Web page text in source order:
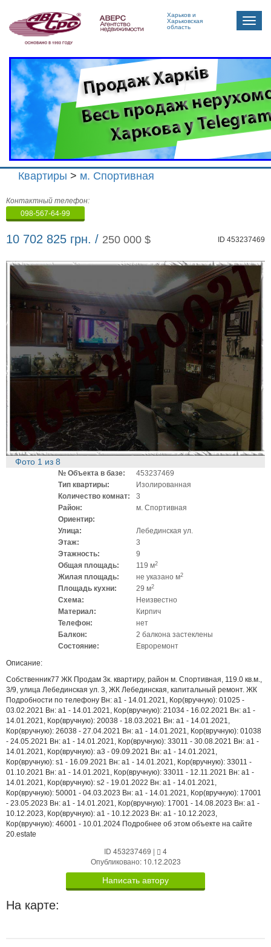
Харьков и
Харьковская
область
Toggle
Квартиры > м. Спортивная
Агенство
недвижимости
"Аверс"
Контактный телефон:
098-567-64-99
10 702 825 грн. / 250 000 $ ID 453237469
Фото 1 из 8
№ Объекта в базе:
453237469
Тип квартиры:
Изолированная
Количество комнат:
3
Район:
м. Спортивная
Ориентир:
Улица:
Лебединская ул.
Этаж:
3
Этажность:
9
Общая площадь:
119 м2
Жилая площадь: не указано м2
Площадь кухни: 29 м2
Схема:
Неизвестно
Материал:
Кирпич
Телефон:
нет
Балкон:
2 балкона застеклены
Состояние:
Евроремонт
Описание:
Собственник77 ЖК Продам 3к. квартиру, район м. Спортивная, 119.0 кв.м.,
3/9, улица Лебединская ул. 3, ЖК Лебединская, капитальный ремонт. ЖК
Подробности по телефону Вн: a1 - 14.01.2021, Кор(вручную): 01025 -
03.02.2021 Вн: a1 - 14.01.2021, Кор(вручную): 21034 - 16.02.2021 Вн: a1 -
14.01.2021, Кор(вручную): 20038 - 18.03.2021 Вн: a1 - 14.01.2021,
Кор(вручную): 26038 - 27.04.2021 Вн: a1 - 14.01.2021, Кор(вручную): 01038
- 24.05.2021 Вн: a1 - 14.01.2021, Кор(вручную): 33011 - 30.08.2021 Вн: a1 -
14.01.2021, Кор(вручную): a3 - 09.09.2021 Вн: a1 - 14.01.2021,
Кор(вручную): s1 - 16.09.2021 Вн: a1 - 14.01.2021, Кор(вручную): 33011 -
01.10.2021 Вн: a1 - 14.01.2021, Кор(вручную): 33011 - 12.11.2021 Вн: a1 -
14.01.2021, Кор(вручную): s2 - 19.01.2022 Вн: a1 - 14.01.2021,
Кор(вручную): 50001 - 04.03.2023 Вн: a1 - 14.01.2021, Кор(вручную): 17001
- 23.05.2023 Вн: a1 - 14.01.2021, Кор(вручную): 17001 - 14.08.2023 Вн: a1 -
10.12.2023, Кор(вручную): a1 - 10.12.2023 Вн: a1 - 10.12.2023,
Кор(вручную): 46001 - 10.01.2024 Подробнее об этом объекте на сайте
20.estate
ID 453237469 |
4
Опубликовано: 10.12.2023
Написать автору
На карте: